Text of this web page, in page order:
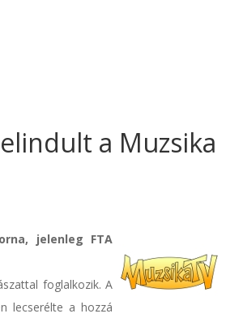
a Muzsika
jelenleg FTA
foglalkozik. A
lecserélte a hozzá